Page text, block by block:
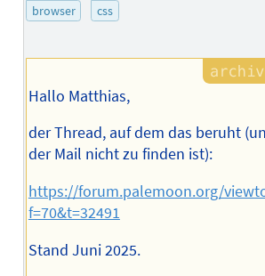
browser
css
Hallo Matthias,
der Thread, auf dem das beruht
der Mail nicht zu finden ist):
https://forum.palemoon.org/
f=70&t=32491
Stand Juni 2025.